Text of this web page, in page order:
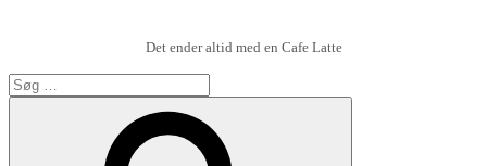
Det ender altid med en Cafe Latte
Søg
efter: